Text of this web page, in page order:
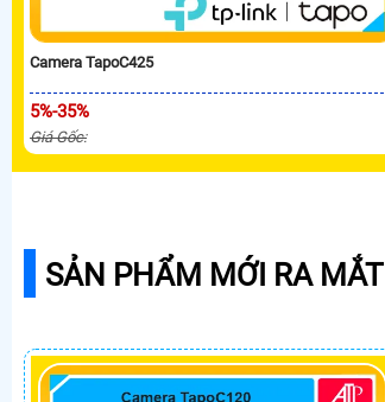
Camera TapoC425
5%-35%
Giá Gốc:
SẢN PHẨM MỚI RA MẮT